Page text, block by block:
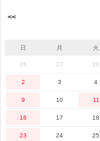
日 月 火
26 27 28
2 3 4
9 10 11
16 17 18
23 24 25